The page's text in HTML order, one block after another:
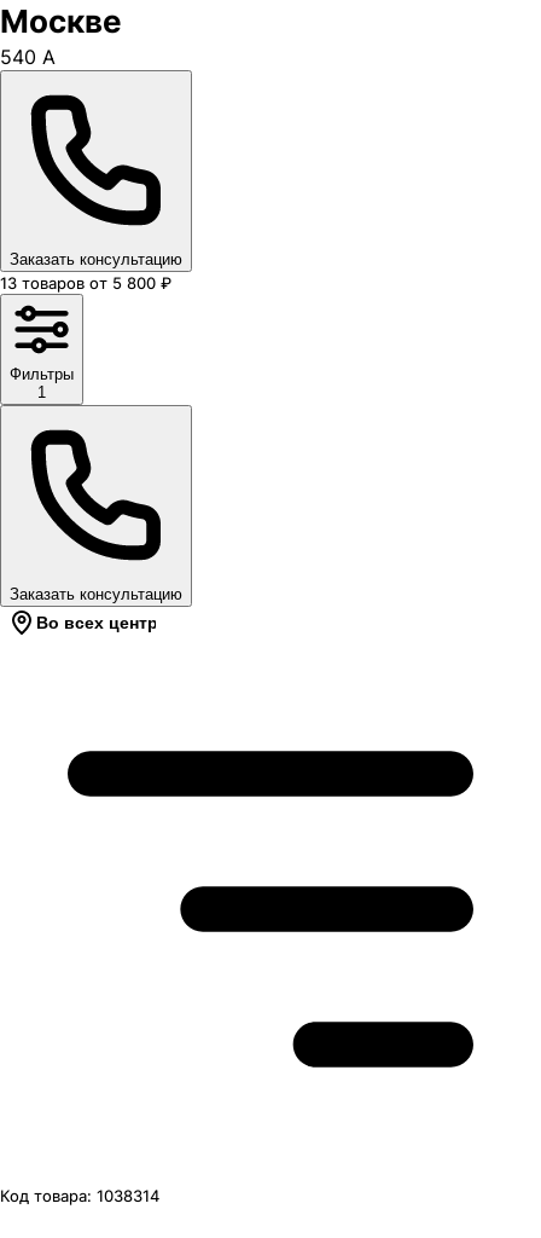
Москве
540 A
Заказать консультацию
13 товаров от 5 800 ₽
Фильтры
1
Заказать консультацию
Во всех центрах
Код товара: 1038314